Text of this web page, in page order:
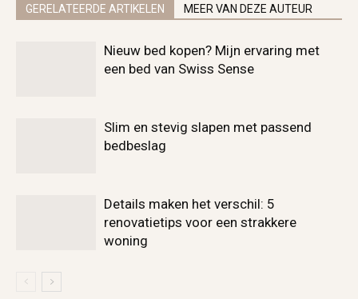
GERELATEERDE ARTIKELEN MEER VAN DEZE AUTEUR
Nieuw bed kopen? Mijn ervaring met
een bed van Swiss Sense
Slim en stevig slapen met passend
bedbeslag
Details maken het verschil: 5
renovatietips voor een strakkere
woning